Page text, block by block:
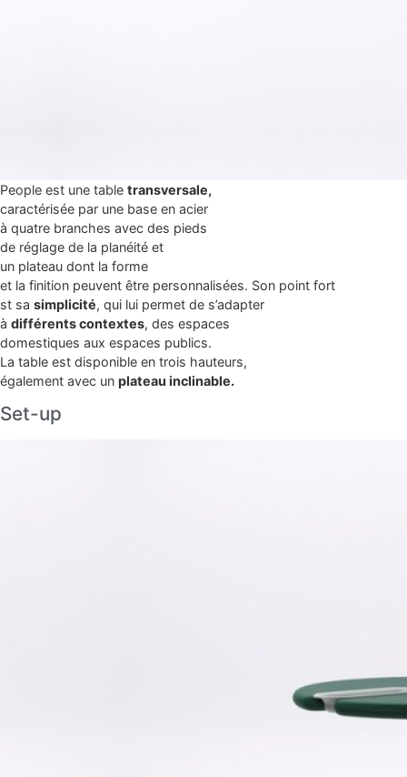
People est une table transversale,
caractérisée par une base en acier
à quatre branches avec des pieds
de réglage de la planéité et
un plateau dont la forme
et la finition peuvent être personnalisées. Son point fort
st sa simplicité, qui lui permet de s’adapter
à différents contextes, des espaces
domestiques aux espaces publics.
La table est disponible en trois hauteurs,
également avec un plateau inclinable.
Set-up